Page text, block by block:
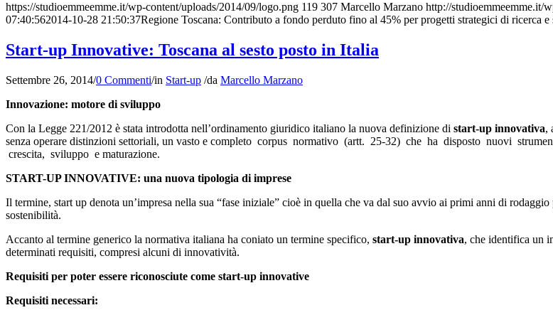
https://studioemmeemme.it/wp-content/uploads/2014/09/logo.png 119 307 Marcello Marzano http://studioemmeemme.it/
07:40:562014-10-28 21:50:37Regione Toscana: Contributo a fondo perduto fino al 45% per progetti strategici di ricerca e
Start-up Innovative: Toscana al sesto posto in Italia
Settembre 26, 2014/0 Commenti/in Start-up /da Marcello Marzano
Innovazione: motore di sviluppo
Con la Legge 221/2012 è stata introdotta nell’ordinamento giuridico italiano la nuova definizione di start-up innovativa,
senza operare distinzioni settoriali, un vasto e completo corpus normativo (artt. 25-32) che ha disposto nuovi
crescita, sviluppo e maturazione.
START-UP INNOVATIVE: una nuova tipologia di imprese
Il termine, start up denota un’impresa nella sua “fase iniziale” cioè in quella che va dal suo avvio ai primi anni di
sostenibilità.
Accanto al termine generico la normativa italiana ha coniato un termine specifico, start-up innovativa, che identifica un
determinati requisiti, compresi alcuni di innovatività.
Requisiti per poter essere riconosciute come start-up innovative
Requisiti necessari: